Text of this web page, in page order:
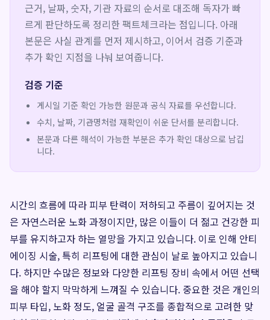
근거, 날짜, 숫자, 기관 자료의 순서로 대조해 독자가 빠
르게 판단하도록 정리한 팩트체크라는 점입니다. 아래
본문은 사실 관계를 먼저 제시하고, 이어서 검증 기준과
추가 확인 지점을 나눠 보여줍니다.
검증 기준
게시일 기준 확인 가능한 원문과 공식 자료를 우선합니다.
수치, 날짜, 기관명처럼 재확인이 쉬운 단서를 분리합니다.
본문과 다른 해석이 가능한 부분은 추가 확인 대상으로 남깁
니다.
시간의 흐름에 따라 피부 탄력이 저하되고 주름이 깊어지는 것
은 자연스러운 노화 과정이지만, 많은 이들이 더 젊고 건강한 피
부를 유지하고자 하는 열망을 가지고 있습니다. 이로 인해 안티
에이징 시술, 특히 리프팅에 대한 관심이 날로 높아지고 있습니
다. 하지만 수많은 정보와 다양한 리프팅 장비 속에서 어떤 선택
을 해야 할지 막막하게 느껴질 수 있습니다. 중요한 것은 개인의
피부 타입, 노화 정도, 얼굴 골격 구조를 종합적으로 고려한 맞